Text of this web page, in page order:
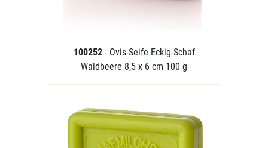
100252 - Ovis-Seife Eckig-Schaf
Waldbeere 8,5 x 6 cm 100 g